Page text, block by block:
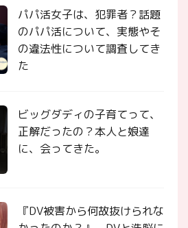
パパ活女子は、犯罪者？話題
のパパ活について、実態やそ
の違法性について調査してき
た
ビッグダディの子育てって、
正解だったの？本人と娘達
に、会ってきた。
『DV被害から何故抜けられな